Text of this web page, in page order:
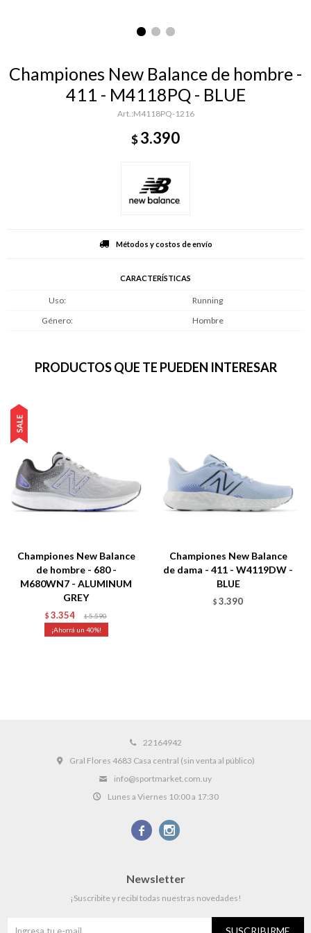
Championes New Balance de hombre -
411 - M4118PQ - BLUE
M4118PQ-1216
$3.390
Métodos y costos de envío
CARACTERÍSTICAS
Uso
Running
Género
Hombre
PRODUCTOS QUE TE PUEDEN INTERESAR
Championes New Balance
de hombre - 680 -
M680WN7 - ALUMINUM
GREY
$ 3.354 $ 5.590
40
Championes New Balance
de dama - 411 - W4119DW -
BLUE
$ 3.390
22164942
Gral Flores 4683 Casa central (sin venta al público)
info@sportmarket.com.uy
Lunes a Viernes 10:00 a 17:30
 
Newsletter
¡Suscribite y recibí todas nuestras novedades!
SUSCRIBIRME